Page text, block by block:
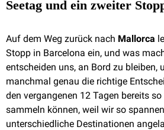
Seetag und ein zweiter
Auf dem Weg zurück nach Mallorca
Stopp in Barcelona ein, und was
entscheiden uns, an Bord zu bleiben,
manchmal genau die richtige
den vergangenen 12 Tagen bereits
sammeln können, weil wir so
unterschiedliche Destinationen